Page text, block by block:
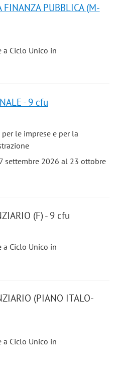
PUBBLICA (M-
a Ciclo Unico in
- 9 cfu
le imprese e per la
settembre 2026 al 23 ottobre
(F) - 9 cfu
a Ciclo Unico in
(PIANO ITALO-
a Ciclo Unico in